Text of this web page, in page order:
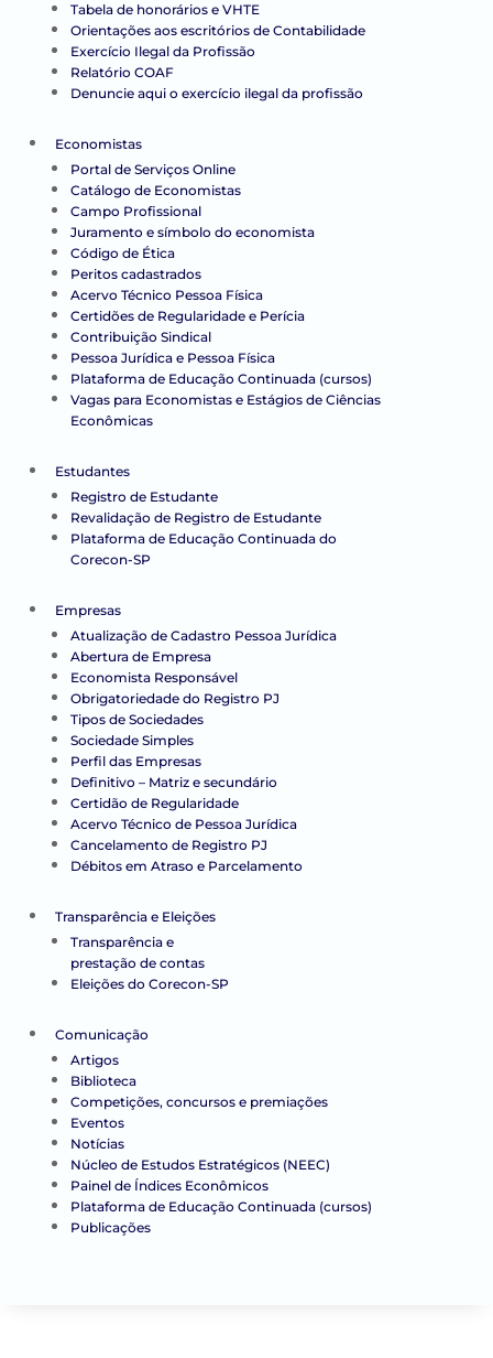
Tabela de honorários e VHTE
Orientações aos escritórios de Contabilidade
Exercício Ilegal da Profissão
Relatório COAF
Denuncie aqui o exercício ilegal da profissão
Economistas
Portal de Serviços Online
Catálogo de Economistas
Campo Profissional
Juramento e símbolo do economista
Código de Ética
Peritos cadastrados
Acervo Técnico Pessoa Física
Certidões de Regularidade e Perícia
Contribuição Sindical
Pessoa Jurídica e Pessoa Física
Plataforma de Educação Continuada (cursos)
Vagas para Economistas e Estágios de Ciências
Econômicas
Estudantes
Registro de Estudante
Revalidação de Registro de Estudante
Plataforma de Educação Continuada do
Corecon-SP
Empresas
Atualização de Cadastro Pessoa Jurídica
Abertura de Empresa
Economista Responsável
Obrigatoriedade do Registro PJ
Tipos de Sociedades
Sociedade Simples
Perfil das Empresas
Definitivo – Matriz e secundário
Certidão de Regularidade
Acervo Técnico de Pessoa Jurídica
Cancelamento de Registro PJ
Débitos em Atraso e Parcelamento
Transparência e Eleições
Transparência e
prestação de contas
Eleições do Corecon-SP
Comunicação
Artigos
Biblioteca
Competições, concursos e premiações
Eventos
Notícias
Núcleo de Estudos Estratégicos (NEEC)
Painel de Índices Econômicos
Plataforma de Educação Continuada (cursos)
Publicações